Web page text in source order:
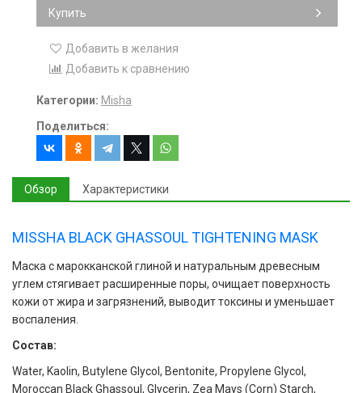
Купить
Добавить в желания
Добавить к сравнению
Категории: Misha
Поделиться:
Обзор Характеристики
MISSHA BLACK GHASSOUL TIGHTENING MASK
Маска с марокканской глиной и натуральным древесным
углем стягивает расширенные поры, очищает поверхность
кожи от жира и загрязнений, выводит токсины и уменьшает
воспаления.
Состав:
Water, Kaolin, Butylene Glycol, Bentonite, Propylene Glycol,
Moroccan Black Ghassoul, Glycerin, Zea Mays (Corn) Starch,